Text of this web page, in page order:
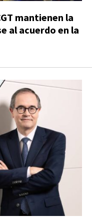
mantienen la
al acuerdo en la